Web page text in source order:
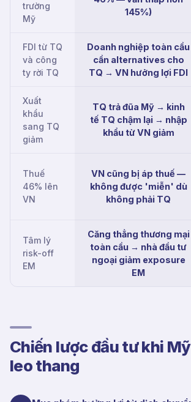
trường
Mỹ
145%)
FDI từ TQ
và công
ty rời TQ
Doanh nghiệp toàn cầu
cần alternatives cho
TQ → VN hưởng lợi FDI
Xuất
khẩu
sang TQ
giảm
TQ trả đũa Mỹ → kinh
tế TQ chậm lại → nhập
khẩu từ VN giảm
Thuế
46% lên
VN
VN cũng bị áp thuế —
không được 'miễn' dù
không phải TQ
Tâm lý
risk-off
EM
Căng thẳng thương mại
toàn cầu → nhà đầu tư
ngoại giảm exposure
EM
Chiến lược đầu tư khi
leo thang